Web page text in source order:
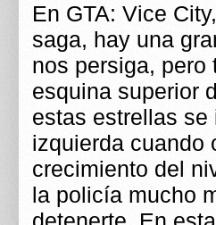
En GTA: Vice
saga, hay una
nos persiga, pero
esquina superior
estas estrellas
izquierda cuando
crecimiento del
la policía mucho